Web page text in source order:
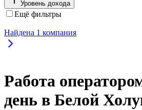
Уровень дохода
Ещё фильтры
Найдена 1 компания
Работа
день в Белой